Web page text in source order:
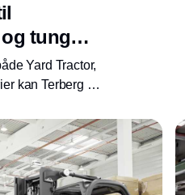
tung
Yard Tractor,
kan Terberg nu
terminaldrift,
tung intern
det, at
nu kan tage